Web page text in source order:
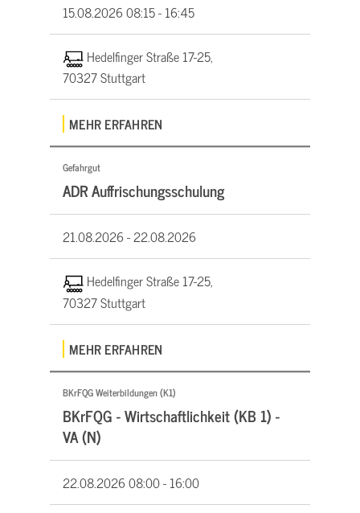
15.08.202608:15 - 16:45
Hedelfinger Straße 17-25,
70327 Stuttgart
MEHR ERFAHREN
Gefahrgut
ADR Auffrischungsschulung
21.08.2026 -22.08.2026
Hedelfinger Straße 17-25,
70327 Stuttgart
MEHR ERFAHREN
BKrFQG Weiterbildungen (K1)
BKrFQG - Wirtschaftlichkeit (KB 1) -
VA (N)
22.08.202608:00 - 16:00